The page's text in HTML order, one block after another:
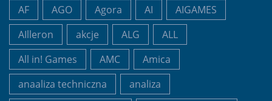
AF
AGO Agora AI
AIGAMES
AIlleron
akcje ALG
ALL
All in! Games
AMC
Amica
anaaliza techniczna
analiza